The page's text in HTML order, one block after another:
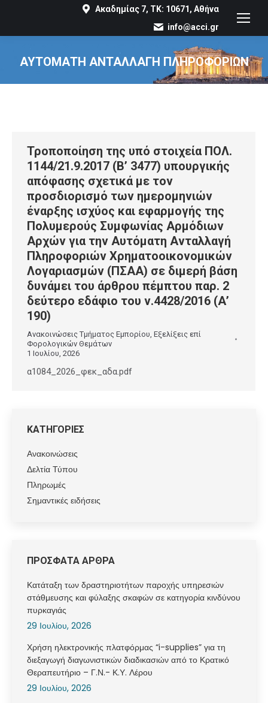
Ακαδημίας 7, ΤΚ: 10671, Αθήνα
info@acci.gr
ΑΥΤΟΜΑΤΗ ΑΝΤΑΛΛΑΓΗ ΠΛΗΡΟΦΟΡΙΩΝ
You are here:
Τροποποίηση της υπό στοιχεία ΠΟΛ.
1144/21.9.2017 (Β’ 3477) υπουργικής
απόφασης σχετικά με τον
προσδιορισμό των ημερομηνιών
έναρξης ισχύος και εφαρμογής της
Πολυμερούς Συμφωνίας Αρμόδιων
Αρχών για την Αυτόματη Ανταλλαγή
Πληροφοριών Χρηματοοικονομικών
Λογαριασμών (ΠΣΑΑ) σε διμερή βάση
δυνάμει του άρθρου πέμπτου παρ. 2
δεύτερο εδάφιο του ν.4428/2016 (Α’
190)
Ανακοινώσεις Τμήματος Εμπορίου, Εξελίξεις επί
Φορολογικών Θεμάτων
1 Ιουλίου, 2026
α1084_2026_φεκ_αδα.pdf
ΚΑΤΗΓΟΡΙΕΣ
Ανακοινώσεις
Δελτία Τύπου
Πληρωμές
Σημαντικές ειδήσεις
ΠΡΟΣΦΑΤΑ ΑΡΘΡΑ
Κατάταξη των δραστηριοτήτων παροχής υπηρεσιών
στάθμευσης και φύλαξης σκαφών σε κατηγορία κινδύνου
πυρκαγιάς
29 Ιουλίου, 2026
Χρήση ηλεκτρονικής πλατφόρμας “i-supplies” για τη
διεξαγωγή διαγωνιστικών διαδικασιών από το Κρατικό
Θεραπευτήριο – Γ.Ν.- Κ.Υ. Λέρου
29 Ιουλίου, 2026